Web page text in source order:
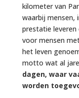
kilometer van
waarbij mensen,
prestatie
voor mensen
het leven
motto wat al
dagen, waar
worden